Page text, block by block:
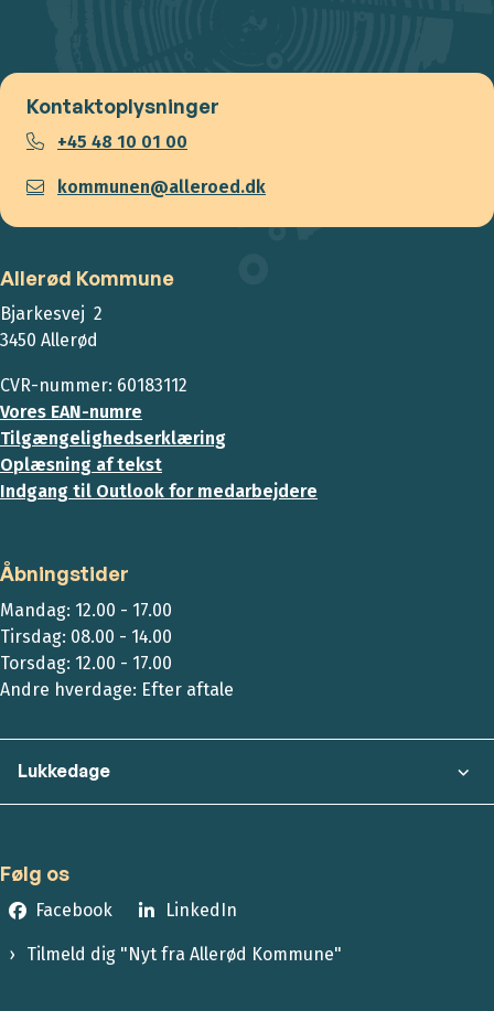
Kontaktoplysninger
+45 48 10 01 00
kommunen@alleroed.dk
Allerød Kommune
Bjarkesvej 2
3450 Allerød
CVR-nummer: 60183112
Vores EAN-numre
Tilgængelighedserklæring
Oplæsning af tekst
Indgang til Outlook for medarbejdere
Åbningstider
Mandag: 12.00 - 17.00
Tirsdag: 08.00 - 14.00
Torsdag: 12.00 - 17.00
Andre hverdage: Efter aftale
Lukkedage
Følg os
Facebook LinkedIn
Tilmeld dig "Nyt fra Allerød Kommune"